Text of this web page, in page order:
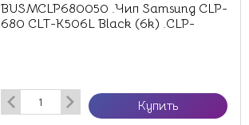
BUSMCLP680050 .Чип Samsung CLP-
680 CLT-K506L Black (6k) .CLP-
Купить